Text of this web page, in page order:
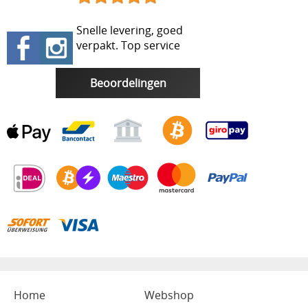
Snelle levering, goed
verpakt. Top service
Beoordelingen
Home
Webshop